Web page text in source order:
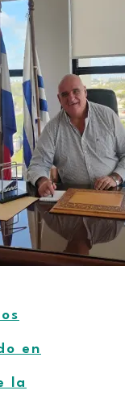
en
la